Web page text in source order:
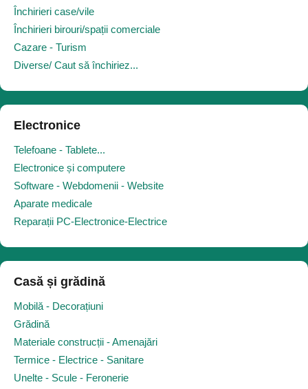
Închirieri case/vile
Închirieri birouri/spații comerciale
Cazare - Turism
Diverse/ Caut să închiriez...
Electronice
Telefoane - Tablete...
Electronice și computere
Software - Webdomenii - Website
Aparate medicale
Reparații PC-Electronice-Electrice
Casă și grădină
Mobilă - Decorațiuni
Grădină
Materiale construcții - Amenajări
Termice - Electrice - Sanitare
Unelte - Scule - Feronerie